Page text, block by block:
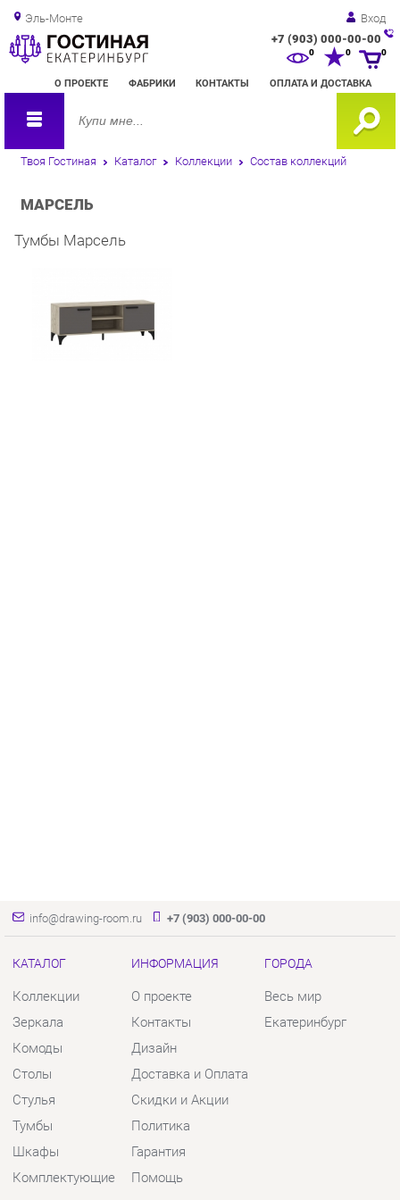
Эль-Монте Вход
+7 (903) 000-00-00
О ПРОЕКТЕ ФАБРИКИ КОНТАКТЫ ОПЛАТА И ДОСТАВКА
0 0
Твоя Гостиная Каталог Коллекции Состав коллекций
МАРСЕЛЬ
Тумбы Марсель
КАТАЛОГ
Коллекции
Комоды
Столы
Стулья
Тумбы
Шкафы
Комплектующие
ИНФОРМАЦИЯ
О проекте
Дизайн
Доставка и Оплата
Скидки и Акции
Политика
Гарантия
Помощь
ГОРОДА
Весь мир
КОНТАКТЫ